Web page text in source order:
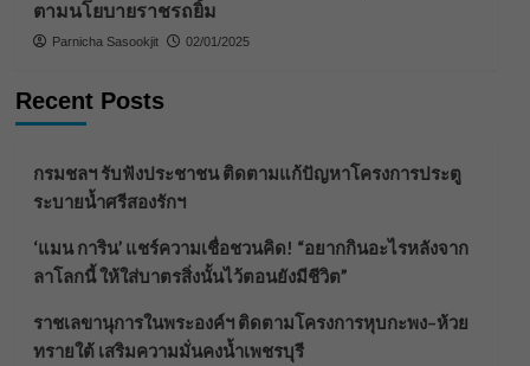
ตามนโยบายราชรถยิ้ม
Parnicha Sasookjit 02/01/2025
Recent Posts
กรมชลฯ รับฟังประชาชน ติดตามแก้ปัญหาโครงการประตู
ระบายน้ำศรีสองรักฯ
‘แมน การิน’ แชร์ความเชื่อชวนคิด! “อยากกินอะไรหลังจาก
ลาโลกนี้ ให้ใส่บาตรสิ่งนั้นไว้ตอนยังมีชีวิต”
ราชเลขานุการในพระองค์ฯ ติดตามโครงการหุบกะพง–ห้วย
ทรายใต้ เสริมความมั่นคงน้ำเพชรบุรี